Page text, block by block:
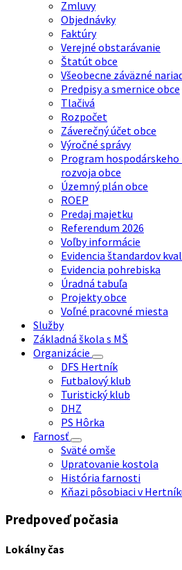
Zmluvy
Objednávky
Faktúry
Verejné obstarávanie
Štatút obce
Všeobecne záväzné
Predpisy a smernice obce
Tlačivá
Rozpočet
Záverečný účet obce
Výročné správy
Program
rozvoja obce
Územný plán obce
ROEP
Predaj majetku
Referendum 2026
Voľby informácie
Evidencia štandardov
Evidencia pohrebiska
Úradná tabuľa
Projekty obce
Voľné pracovné miesta
Služby
Základná škola s MŠ
Organizácie
DFS Hertník
Futbalový klub
Turistický klub
DHZ
PS Hôrka
Farnosť
Sväté omše
Upratovanie kostola
História farnosti
Kňazi pôsobiaci v
Predpoveď počasia
Lokálny čas